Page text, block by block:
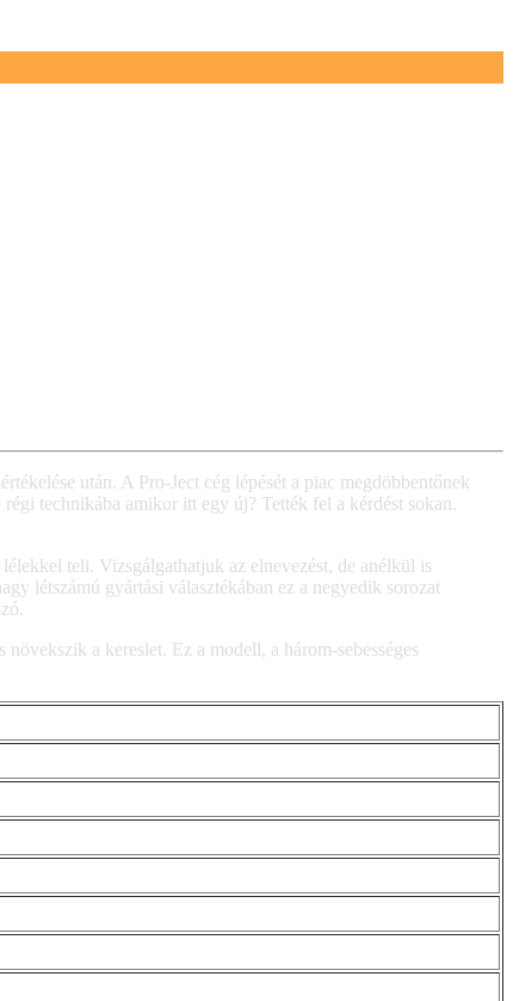
után. A Pro-Ject cég lépését a piac megdöbbentőnek
technikába amikor itt egy új? Tették fel a kérdést sokan.
teli. Vizsgálgathatjuk az elnevezést, de anélkül is
létszámú gyártási választékában ez a negyedik sorozat
a kereslet. Ez a modell, a három-sebességes